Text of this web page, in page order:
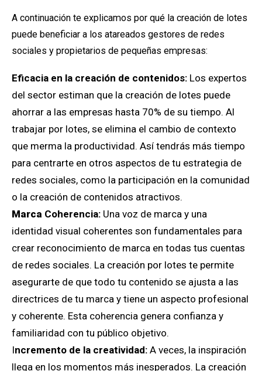
A continuación te explicamos por qué la creación de lotes
puede beneficiar a los atareados gestores de redes
sociales y propietarios de pequeñas empresas:
Eficacia en la creación de contenidos: Los expertos
del sector estiman que la creación de lotes puede
ahorrar a las empresas hasta 70% de su tiempo. Al
trabajar por lotes, se elimina el cambio de contexto
que merma la productividad. Así tendrás más tiempo
para centrarte en otros aspectos de tu estrategia de
redes sociales, como la participación en la comunidad
o la creación de contenidos atractivos.
Marca Coherencia: Una voz de marca y una
identidad visual coherentes son fundamentales para
crear reconocimiento de marca en todas tus cuentas
de redes sociales. La creación por lotes te permite
asegurarte de que todo tu contenido se ajusta a las
directrices de tu marca y tiene un aspecto profesional
y coherente. Esta coherencia genera confianza y
familiaridad con tu público objetivo.
Incremento de la creatividad: A veces, la inspiración
llega en los momentos más inesperados. La creación